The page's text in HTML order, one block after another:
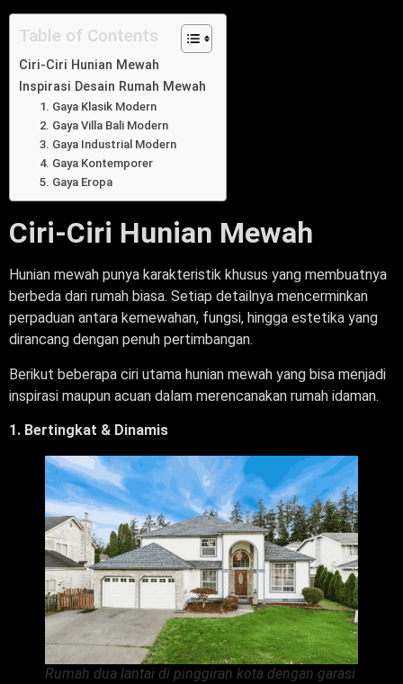
Table of Contents
Ciri-Ciri Hunian Mewah
Inspirasi Desain Rumah Mewah
1. Gaya Klasik Modern
2. Gaya Villa Bali Modern
3. Gaya Industrial Modern
4. Gaya Kontemporer
5. Gaya Eropa
Ciri-Ciri Hunian Mewah
Hunian mewah punya karakteristik khusus yang membuatnya
berbeda dari rumah biasa. Setiap detailnya mencerminkan
perpaduan antara kemewahan, fungsi, hingga estetika yang
dirancang dengan penuh pertimbangan.
Berikut beberapa ciri utama hunian mewah yang bisa menjadi
inspirasi maupun acuan dalam merencanakan rumah idaman.
1. Bertingkat & Dinamis
Rumah dua lantai di pinggiran kota dengan garasi